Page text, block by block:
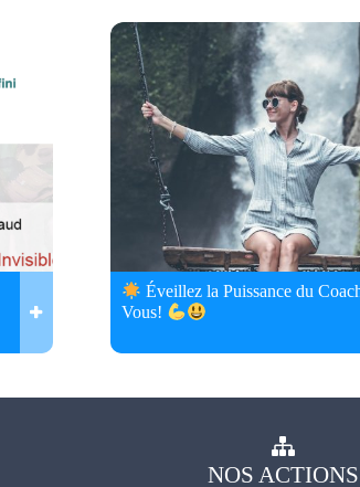
Éveillez la Puissance du
Vous!
NOS ACTIONS